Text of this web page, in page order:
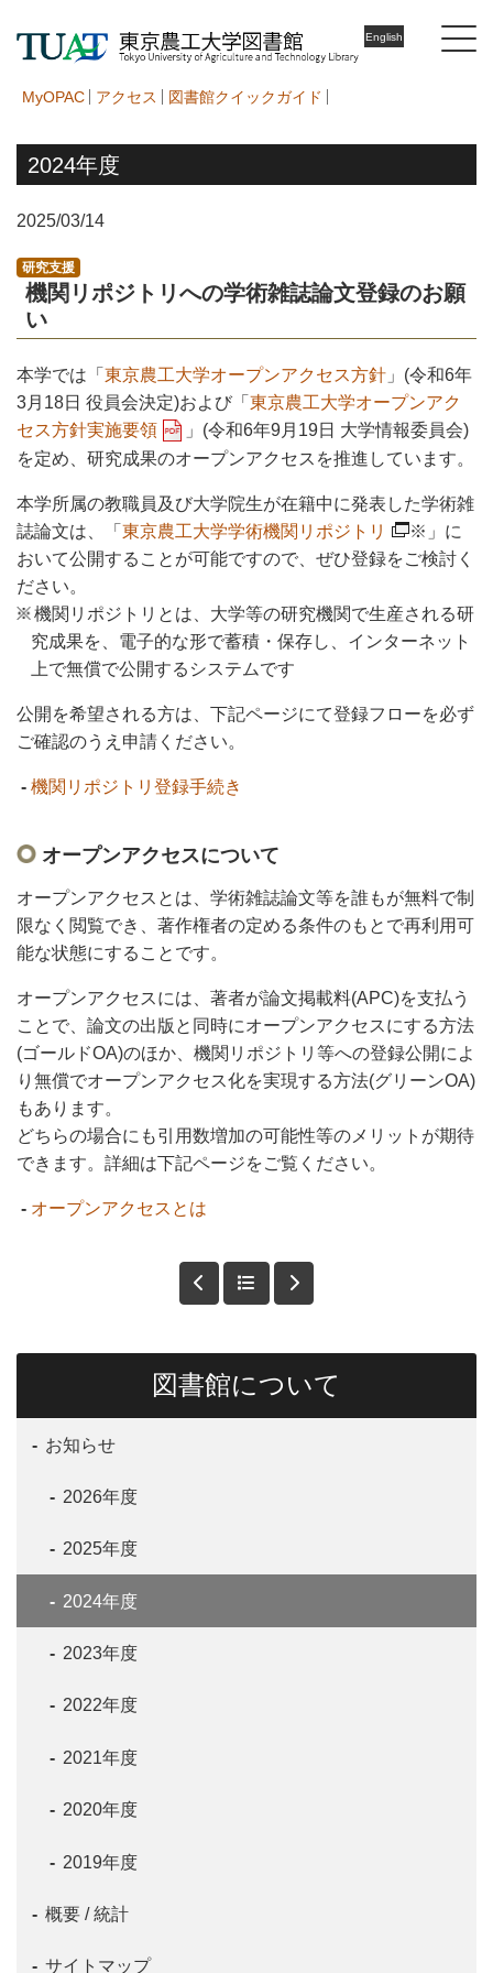
English
MyOPAC アクセス 図書館クイックガイド
図書館について
お知らせ
2026年度
2025年度
2024年度
2023年度
2022年度
2021年度
2020年度
2019年度
概要 / 統計
サイトマップ
2024年度
2025/03/14
研究支援
機関リポジトリへの学術雑誌論文登録のお願
い
本学では「 東京農工大学オープンアクセス方針 」(令和6年
3月18日 役員会決定)および「 東京農工大学オープンアク
セス方針実施要領
」(令和6年9月19日 大学情報委員会)
を定め、研究成果のオープンアクセスを推進しています。
本学所属の教職員及び大学院生が在籍中に発表した学術雑
誌論文は、「 東京農工大学学術機関リポジトリ
※」に
おいて公開することが可能ですので、ぜひ登録をご検討く
ださい。
機関リポジトリとは、大学等の研究機関で生産される研
究成果を、電子的な形で蓄積・保存し、インターネット
上で無償で公開するシステムです
公開を希望される方は、下記ページにて登録フローを必ず
ご確認のうえ申請ください。
- 機関リポジトリ登録手続き
オープンアクセスについて
オープンアクセスとは、学術雑誌論文等を誰もが無料で制
限なく閲覧でき、著作権者の定める条件のもとで再利用可
能な状態にすることです。
オープンアクセスには、著者が論文掲載料(APC)を支払う
ことで、論文の出版と同時にオープンアクセスにする方法
(ゴールドOA)のほか、機関リポジトリ等への登録公開によ
り無償でオープンアクセス化を実現する方法(グリーンOA)
もあります。
どちらの場合にも引用数増加の可能性等のメリットが期待
できます。詳細は下記ページをご覧ください。
- オープンアクセスとは